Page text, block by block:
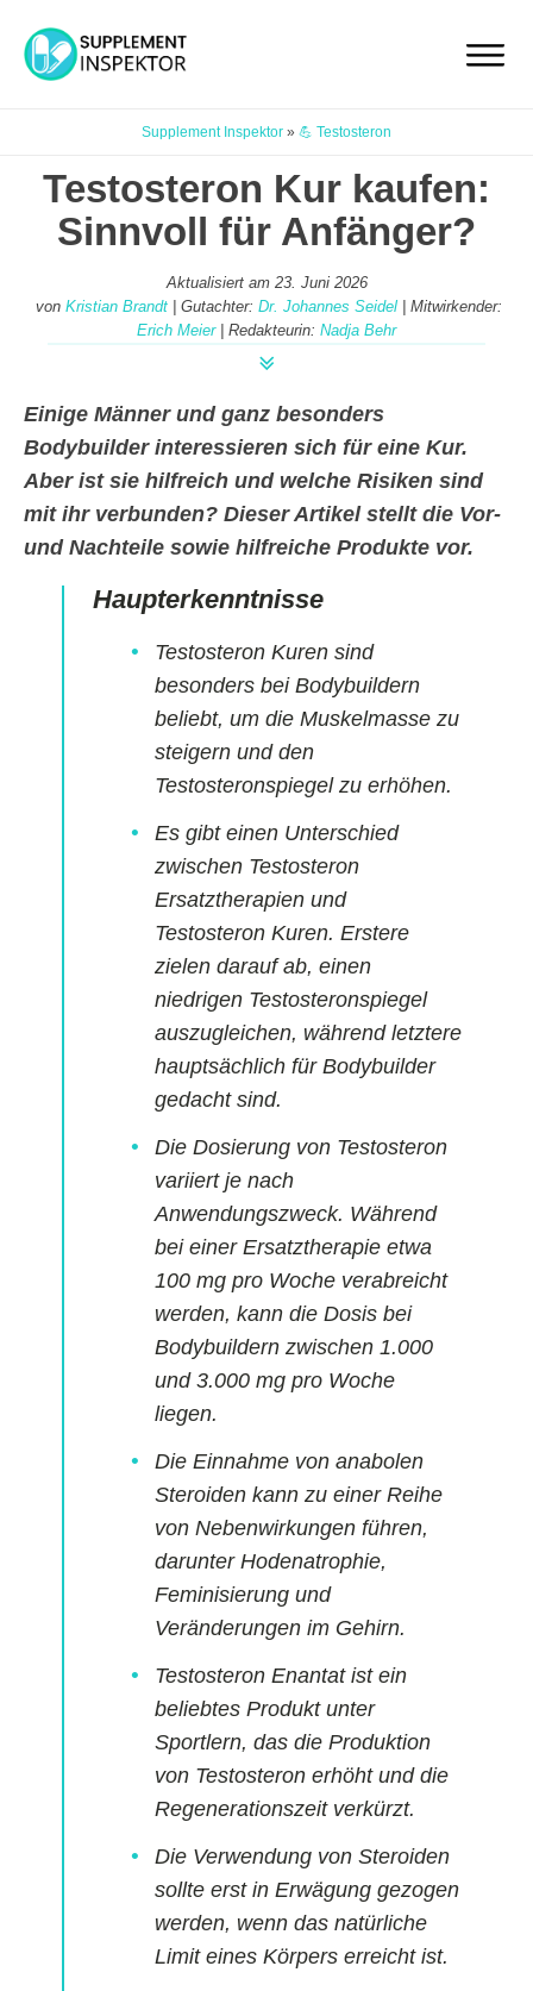
Supplement Inspektor » 💪 Testosteron
Testosteron Kur kaufen:
Sinnvoll für Anfänger?
Aktualisiert am 23. Juni 2026
von Kristian Brandt | Gutachter: Dr. Johannes Seidel | Mitwirkender:
Erich Meier| Redakteurin: Nadja Behr
Einige Männer und ganz besonders
Bodybuilder interessieren sich für eine Kur.
Aber ist sie hilfreich und welche Risiken sind
mit ihr verbunden? Dieser Artikel stellt die Vor-
und Nachteile sowie hilfreiche Produkte vor.
Haupterkenntnisse
Testosteron Kuren sind
besonders bei Bodybuildern
beliebt, um die Muskelmasse zu
steigern und den
Testosteronspiegel zu erhöhen.
Es gibt einen Unterschied
zwischen Testosteron
Ersatztherapien und
Testosteron Kuren. Erstere
zielen darauf ab, einen
niedrigen Testosteronspiegel
auszugleichen, während letztere
hauptsächlich für Bodybuilder
gedacht sind.
Die Dosierung von Testosteron
variiert je nach
Anwendungszweck. Während
bei einer Ersatztherapie etwa
100 mg pro Woche verabreicht
werden, kann die Dosis bei
Bodybuildern zwischen 1.000
und 3.000 mg pro Woche
liegen.
Die Einnahme von anabolen
Steroiden kann zu einer Reihe
von Nebenwirkungen führen,
darunter Hodenatrophie,
Feminisierung und
Veränderungen im Gehirn.
Testosteron Enantat ist ein
beliebtes Produkt unter
Sportlern, das die Produktion
von Testosteron erhöht und die
Regenerationszeit verkürzt.
Die Verwendung von Steroiden
sollte erst in Erwägung gezogen
werden, wenn das natürliche
Limit eines Körpers erreicht ist.